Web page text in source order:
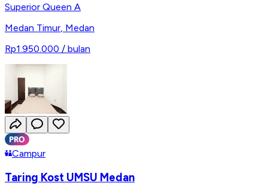
Superior Queen A
Medan Timur, Medan
Rp1.950.000 / bulan
Campur
Taring Kost UMSU Medan